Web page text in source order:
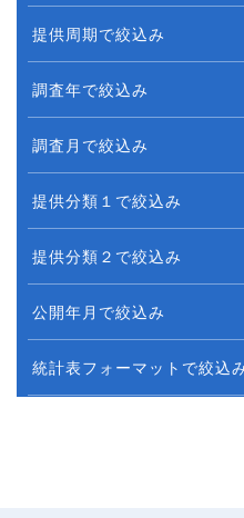
提供周期で絞込み
調査年で絞込み
調査月で絞込み
提供分類１で絞込み
提供分類２で絞込み
公開年月で絞込み
統計表フォーマットで絞込